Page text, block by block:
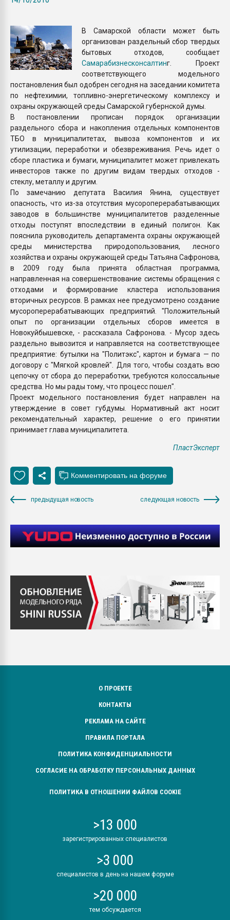
ПЕРЕЙТИ НА
В Самарской области может быть
организован раздельный сбор твердых
бытовых отходов, сообщает
Самарабизнесконсалтинг. Проект
соответствующего модельного
постановления был одобрен сегодня на заседании комитета
по нефтехимии, топливно-энергетическому комплексу и
охраны окружающей среды Самарской губернской думы.
В постановлении прописан порядок организации
раздельного сбора и накопления отдельных компонентов
ТБО в муниципалитетах, вывоза компонентов и их
утилизации, переработки и обезвреживания. Речь идет о
сборе пластика и бумаги, муниципалитет может привлекать
инвесторов также по другим видам твердых отходов -
стеклу, металлу и другим.
По замечанию депутата Василия Янина, существует
опасность, что из-за отсутствия мусороперерабатывающих
заводов в большинстве муниципалитетов разделенные
отходы поступят впоследствии в единый полигон. Как
пояснила руководитель департамента охраны окружающей
среды министерства природопользования, лесного
хозяйства и охраны окружающей среды Татьяна Сафронова,
в 2009 году была принята областная программа,
направленная на совершенствование системы обращения с
отходами и формирование кластера использования
вторичных ресурсов. В рамках нее предусмотрено создание
мусороперерабатывающих предприятий. "Положительный
опыт по организации отдельных сборов имеется в
Новокуйбышевске, - рассказала Сафронова. - Мусор здесь
раздельно вывозится и направляется на соответствующее
предприятие: бутылки на "Политэкс", картон и бумага — по
договору с "Мягкой кровлей". Для того, чтобы создать всю
цепочку от сбора до переработки, требуются колоссальные
средства. Но мы рады тому, что процесс пошел".
Проект модельного постановления будет направлен на
утверждение в совет губдумы. Нормативный акт носит
рекомендательный характер, решение о его принятии
принимает глава муниципалитета.
ПластЭксперт
предыдущая новость следующая новость
О ПРОЕКТЕ
КОНТАКТЫ
РЕКЛАМА НА САЙТЕ
ПРАВИЛА ПОРТАЛА
ПОЛИТИКА КОНФИДЕНЦИАЛЬНОСТИ
СОГЛАСИЕ НА ОБРАБОТКУ ПЕРСОНАЛЬНЫХ ДАННЫХ
ПОЛИТИКА В ОТНОШЕНИИ ФАЙЛОВ COOKIE
>13 000
зарегистрированных специалистов
>3 000
специалистов в день на нашем форуме
>20 000
тем обсуждается